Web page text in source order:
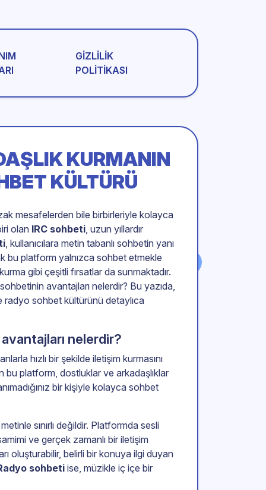
GIZLILIK
POLITIKASI
KURMANIN
KÜLTÜRÜ
mesafelerden bile birbirleriyle kolayca
olan IRC sohbeti, uzun yıllardır
, kullanıcılara metin tabanlı sohbetin yanı
bu platform yalnızca sohbet etmekle
gibi çeşitli fırsatlar da sunmaktadır.
avantajları nelerdir? Bu yazıda,
radyo sohbet kültürünü detaylıca
nelerdir?
hızlı bir şekilde iletişim kurmasını
bu platform, dostluklar ve arkadaşlıklar
bir kişiyle kolayca sohbet
sınırlı değildir. Platformda sesli
ve gerçek zamanlı bir iletişim
oluşturabilir, belirli bir konuya ilgi duyan
sohbeti ise, müzikle iç içe bir